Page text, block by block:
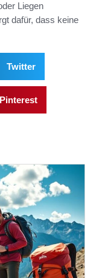
Liegen
dafür, dass keine
Twitter
Pinterest